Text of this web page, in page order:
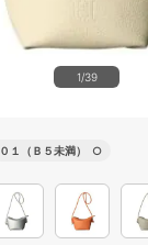
1/39
０１（Ｂ５未満） ○